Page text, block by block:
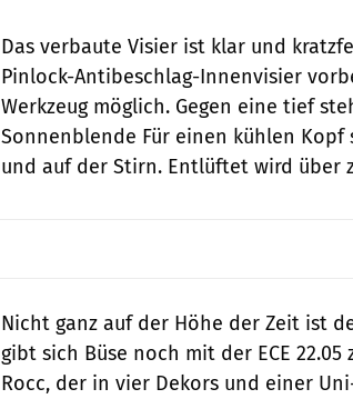
Das verbaute Visier ist klar und
Pinlock-Antibeschlag-Innenvisier
Werkzeug möglich. Gegen eine tief
Sonnenblende Für einen kühlen
und auf der Stirn. Entlüftet wird über
Nicht ganz auf der Höhe der Zeit ist
gibt sich Büse noch mit der ECE
Rocc, der in vier Dekors und einer